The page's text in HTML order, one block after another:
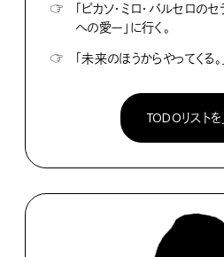
☞
「ピカソ・ミロ・バルセロの
への愛ー」に行く。
☞
「未来のほうからやってくる。
TODOリストを